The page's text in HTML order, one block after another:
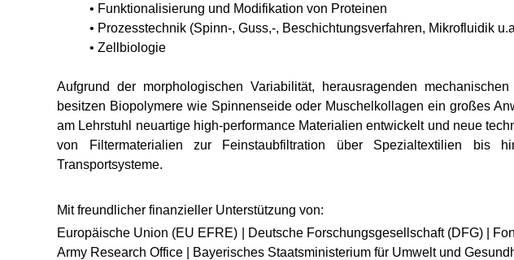
• Funktionalisierung und Modifikation von Proteinen
• Prozesstechnik (Spinn-, Guss,-, Beschichtungsverfahren, Mikrofluidik
• Zellbiologie
Aufgrund der morphologischen Variabilität, herausragenden
besitzen Biopolymere wie Spinnenseide oder Muschelkollagen ein großes
am Lehrstuhl neuartige high-performance Materialien entwickelt und neue
von Filtermaterialien zur Feinstaubfiltration über Spezialtextilien bis
Transportsysteme.
Mit freundlicher finanzieller Unterstützung von:
Europäische Union (EU EFRE) | Deutsche Forschungsgesellschaft (DFG) |
Army Research Office | Bayerisches Staatsministerium für Umwelt und